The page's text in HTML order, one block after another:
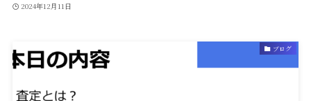
2024年12月11日
ブログ